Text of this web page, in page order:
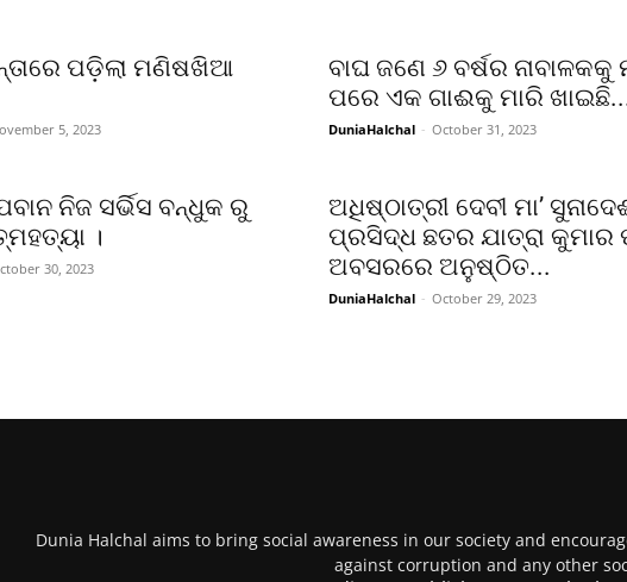
ପଡ଼ିଲା ମଣିଷଖିଆ
5, 2023
ବାଘ ଜଣେ ୬ ବର୍ଷର ନାବାଳକକୁ
ପରେ ଏକ ଗାଈକୁ ମାରି
DuniaHalchal - October 31, 2023
ନିଜ ସର୍ଭିସ ବନ୍ଧୁକ ରୁ
।
30, 2023
ଅଧିଷ୍ଠାତ୍ରୀ ଦେବୀ ମା’
ପ୍ରସିଦ୍ଧ ଛତର ଯାତ୍ରା କୁମାର
ଅବସରରେ ଅନୁଷ୍ଠିତ...
DuniaHalchal - October 29, 2023
Dunia Halchal aims to bring social awareness in our society and
against corruption and any other